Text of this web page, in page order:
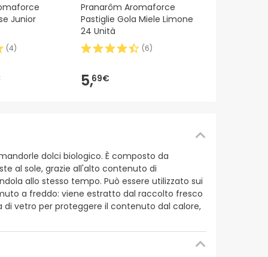
Junior
(4)
Pranarôm Aromaforce
Pastiglie Gola Miele Limone
24 Unità
(6)
5,69€
dolci biologico. È composto da
al sole, grazie all'alto contenuto di
allo stesso tempo. Può essere utilizzato sui
a freddo: viene estratto dal raccolto fresco
vetro per proteggere il contenuto dal calore,